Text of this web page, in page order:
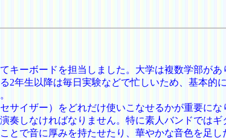
キーボードを担当しました。大学は複数学部が
2年生以降は毎日実験などで忙しいため、基本的
イザー）をどれだけ使いこなせるかが重要に
しなければなりません。特に素人バンドでは
で音に厚みを持たせたり、華やかな音色を足